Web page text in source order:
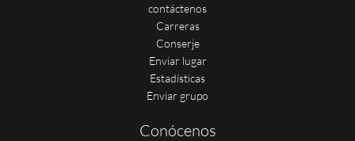
contáctenos
Carreras
Conserje
Enviar lugar
Estadísticas
Enviar grupo
Conócenos